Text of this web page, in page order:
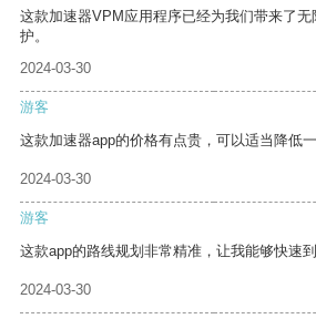
这款加速器VPM应用程序已经为我们带来了
护。
2024-03-30
游客
这款加速器app的价格有点贵，可以适当降低
2024-03-30
游客
这款app的路线规划非常精准，让我能够快速到
2024-03-30